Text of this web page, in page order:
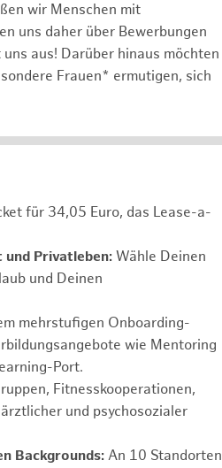
wir Menschen mit
uns daher über Bewerbungen
aus! Darüber hinaus möchten
Frauen* ermutigen, sich
für 34,05 Euro, das Lease-a-
Privatleben: Wähle Deinen
und Deinen
mehrstufigen Onboarding-
wie Mentoring
Port.
Fitnesskooperationen,
und psychosozialer
Backgrounds: An 10 Standorten